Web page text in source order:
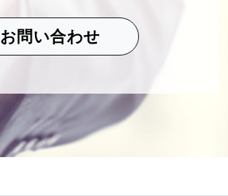
お問い合わせ